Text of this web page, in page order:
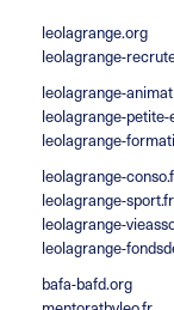
leolagrange.org
leolagrange-
leolagrange-
leolagrange-
leolagrange-
leolagrange-
leolagrange-sport.fr
leolagrange-
leolagrange-
bafa-bafd.org